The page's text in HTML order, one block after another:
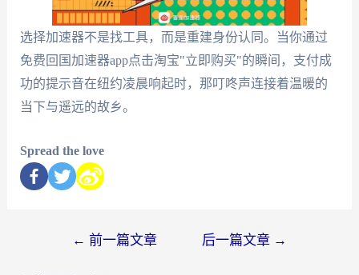
选择加速器不是找工具，而是重建身份认同。当你通过
免费回国加速器app点击淘宝"立即购买"的瞬间，支付成
功的提示音在纽约凌晨响起时，那叮咚声连接着温暖的
当下与遥远的故乡。
Spread the love
← 前一篇文章 后一篇文章 →